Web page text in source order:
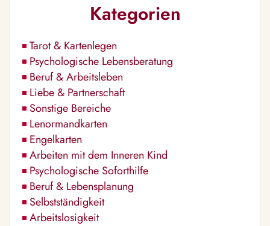
Kategorien
Tarot & Kartenlegen
Psychologische Lebensberatung
Beruf & Arbeitsleben
Liebe & Partnerschaft
Sonstige Bereiche
Lenormandkarten
Engelkarten
Arbeiten mit dem Inneren Kind
Psychologische Soforthilfe
Beruf & Lebensplanung
Selbstständigkeit
Arbeitslosigkeit